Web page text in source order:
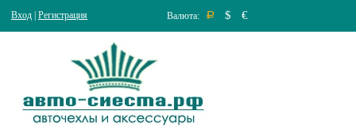
Вход Регистрация Валюта: Р $ €